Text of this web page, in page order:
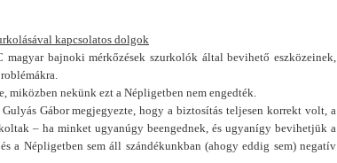
kapcsolatos dolgok
magyar bajnoki mérkőzések szurkolók által bevihető eszközeinek,
miközben nekünk ezt a Népligetben nem engedték.
Gábor megjegyezte, hogy a biztosítás teljesen korrekt volt, a
– ha minket ugyanúgy beengednek, és ugyanígy bevihetjük a
a Népligetben sem áll szándékunkban (ahogy eddig sem) negatív